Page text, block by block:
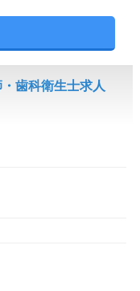
歯科衛生士求人